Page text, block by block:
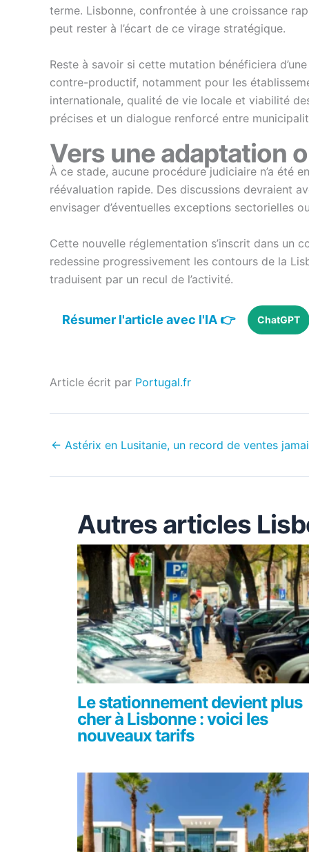
terme. Lisbonne, confrontée à une croissance
peut rester à l’écart de ce virage stratégique.
Reste à savoir si cette mutation bénéficiera
contre-productif, notamment pour les
internationale, qualité de vie locale et viabilité
précises et un dialogue renforcé entre
Vers une adaptation
À ce stade, aucune procédure judiciaire n’a été
réévaluation rapide. Des discussions devraient
envisager d’éventuelles exceptions sectorielles
Cette nouvelle réglementation s’inscrit dans un
redessine progressivement les contours de la
traduisent par un recul de l’activité.
Résumer l'article avec l'IA 👉 ChatGPT
Article écrit par Portugal.fr
← Astérix en Lusitanie, un record de ventes
Autres articles
Le stationnement devient plus
cher à Lisbonne : voici les
nouveaux tarifs